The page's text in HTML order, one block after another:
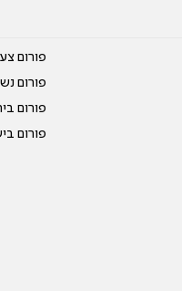
פורום
פורום
פורום
פורום